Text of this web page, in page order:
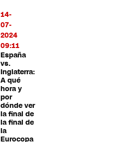
14-
07-
2024
09:11
España
vs.
Inglaterra:
A qué
hora y
por
dónde ver
la final de
la final de
la
Eurocopa